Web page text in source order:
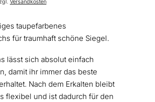
Versandkosten
taupefarbenes
für traumhaft schöne Siegel.
lässt sich absolut einfach
damit ihr immer das beste
Nach dem Erkalten bleibt
flexibel und ist dadurch für den